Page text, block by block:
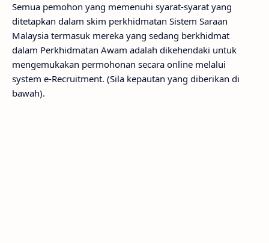
Semua pemohon yang memenuhi syarat-syarat yang
ditetapkan dalam skim perkhidmatan Sistem Saraan
Malaysia termasuk mereka yang sedang berkhidmat
dalam Perkhidmatan Awam adalah dikehendaki untuk
mengemukakan permohonan secara online melalui
system e-Recruitment. (Sila kepautan yang diberikan di
bawah).